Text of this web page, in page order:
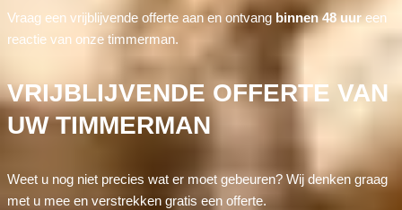
Vraag een vrijblijvende offerte aan en ontvang binnen 48 uureen
reactie van onze timmerman.
VRIJBLIJVENDE OFFERTE VAN
UW TIMMERMAN
Weet u nog niet precies wat er moet gebeuren? Wij denken graag
met u mee en verstrekken gratis een offerte.